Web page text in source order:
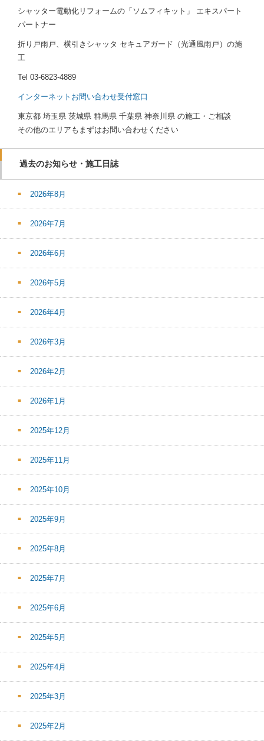
シャッター電動化リフォームの「ソムフィキット」 エキスパート
パートナー
折り戸雨戸、横引きシャッタ セキュアガード（光通風雨戸）の施
工
Tel 03-6823-4889
インターネットお問い合わせ受付窓口
東京都 埼玉県 茨城県 群馬県 千葉県 神奈川県 の施工・ご相談
その他のエリアもまずはお問い合わせください
過去のお知らせ・施工日誌
2026年8月
2026年7月
2026年6月
2026年5月
2026年4月
2026年3月
2026年2月
2026年1月
2025年12月
2025年11月
2025年10月
2025年9月
2025年8月
2025年7月
2025年6月
2025年5月
2025年4月
2025年3月
2025年2月